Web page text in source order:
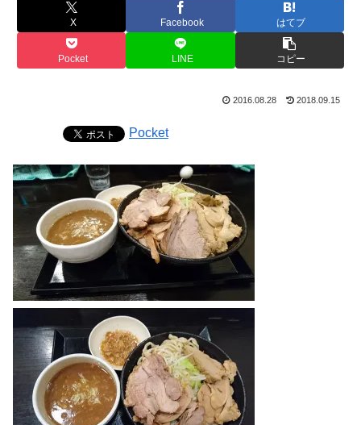
X Facebook はてブ
Pocket LINE コピー
2016.08.28 2018.09.15
Pocket